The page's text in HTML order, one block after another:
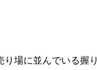
場に並んでいる握